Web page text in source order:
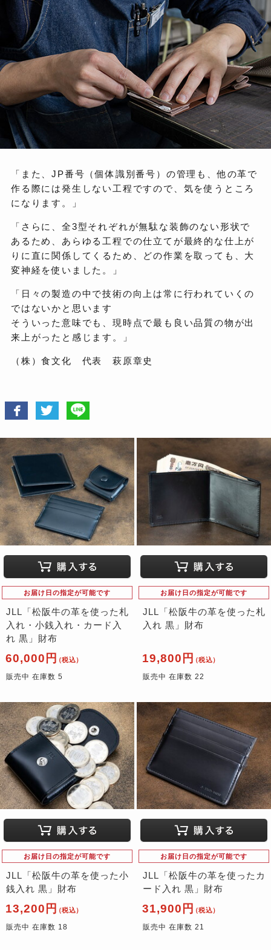
「また、JP番号（個体識別番号）の管理も、他の革で
作る際には発生しない工程ですので、気を使うところ
になります。」
「さらに、全3型それぞれが無駄な装飾のない形状で
あるため、あらゆる工程での仕立てが最終的な仕上が
りに直に関係してくるため、どの作業を取っても、大
変神経を使いました。」
「日々の製造の中で技術の向上は常に行われていくの
ではないかと思います
そういった意味でも、現時点で最も良い品質の物が出
来上がったと感じます。」
（株）食文化 代表 萩原章史
お届け日の指定が可能です
JLL「松阪牛の革を使った札
入れ・小銭入れ・カード入
れ 黒」財布
60,000円 （税込）
販売中 在庫数 5
お届け日の指定が可能です
JLL「松阪牛の革を使った札
入れ 黒」財布
19,800円 （税込）
販売中 在庫数 22
お届け日の指定が可能です
JLL「松阪牛の革を使った小
銭入れ 黒」財布
13,200円 （税込）
販売中 在庫数 18
お届け日の指定が可能です
JLL「松阪牛の革を使ったカ
ード入れ 黒」財布
31,900円 （税込）
販売中 在庫数 21